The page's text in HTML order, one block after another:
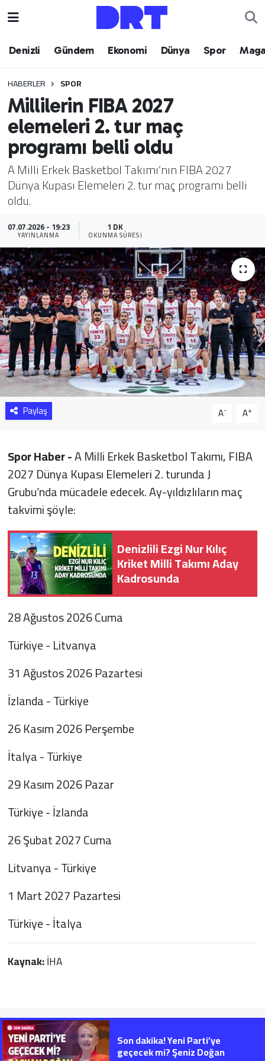
Denizli Gündem Ekonomi Dünya Spor
HABERLER SPOR
Millilerin FIBA 2027
elemeleri 2. tur maç
programı belli oldu
A Milli Erkek Basketbol Takımı’nın FIBA 2027
Dünya Kupası Elemeleri 2. tur maç programı belli
oldu.
07.07.2026 - 19:23
YAYINLANMA
1 DK
OKUNMA SÜRESI
Paylaş A- A+
Spor Haber -A Milli Erkek Basketbol Takımı, FIBA
2027 Dünya Kupası Elemeleri 2. turunda J
Grubu’nda mücadele edecek. Ay-yıldızlıların maç
takvimi şöyle:
Denizlili Ezgi Nur Kılıç
Kriket Milli Takımı Aday
Kadrosunda
28 Ağustos 2026 Cuma
Türkiye - Litvanya
31 Ağustos 2026 Pazartesi
İzlanda - Türkiye
26 Kasım 2026 Perşembe
İtalya - Türkiye
29 Kasım 2026 Pazar
Türkiye - İzlanda
26 Şubat 2027 Cuma
Litvanya - Türkiye
1 Mart 2027 Pazartesi
Türkiye - İtalya
Kaynak:İHA
Son dakika! Yeni Parti’ye
geçecek mi? Şeniz Doğan
Denizli
Ekonomi
Dünya
Spor
Magazin
Teknoloji
Yaşam
Sağlık
Yazarlar
Resmi İlan
Resmi Reklam
Hava Durumu
Puan Durumu ve Fikstür
Tüm Manşetler
Son Dakika Haberleri
Haber Arşivi